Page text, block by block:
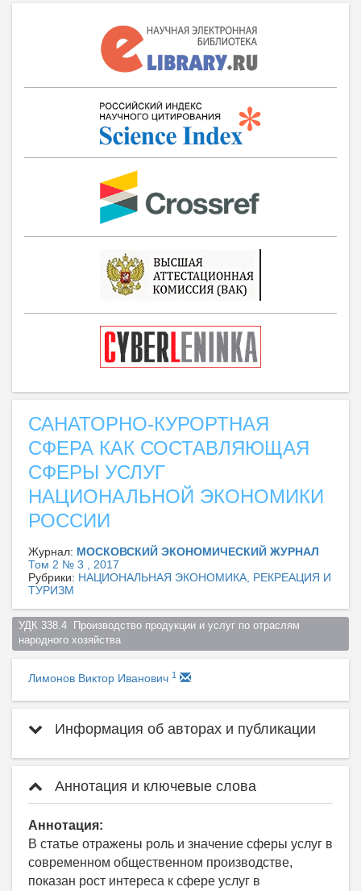
САНАТОРНО-КУРОРТНАЯ
СФЕРА КАК СОСТАВЛЯЮЩАЯ
СФЕРЫ УСЛУГ
НАЦИОНАЛЬНОЙ ЭКОНОМИКИ
РОССИИ
Журнал: МОСКОВСКИЙ ЭКОНОМИЧЕСКИЙ ЖУРНАЛ
Том 2 № 3 , 2017
Рубрики: НАЦИОНАЛЬНАЯ ЭКОНОМИКА, РЕКРЕАЦИЯ И
ТУРИЗМ
УДК 338.4  Производство продукции и услуг по отраслям
народного хозяйства
Лимонов Виктор Иванович 1
Информация об авторах и публикации
Аннотация и ключевые слова
Аннотация:
В статье отражены роль и значение сферы услуг в
современном общественном производстве,
показан рост интереса к сфере услуг в